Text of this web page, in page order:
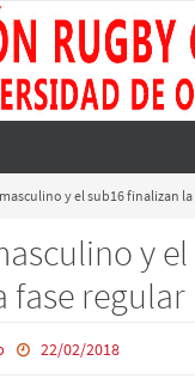
y el sub16 finalizan
y
fase regular
22/02/2018